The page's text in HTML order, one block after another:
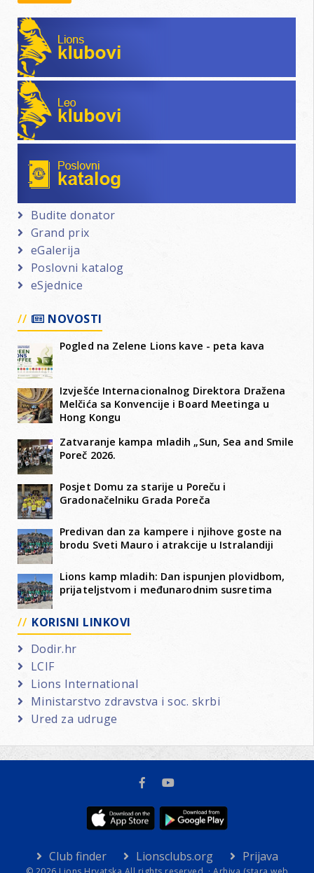
Lions klubovi
Leo klubovi
Budite donator
Grand prix
eGalerija
Poslovni katalog
eSjednice
NOVOSTI
Pogled na Zelene Lions kave - peta kava
Izvješće Internacionalnog Direktora Dražena
Melčića sa Konvencije i Board Meetinga u
Hong Kongu
Zatvaranje kampa mladih „Sun, Sea and Smile
Poreč 2026.
Posjet Domu za starije u Poreču i
Gradonačelniku Grada Poreča
Predivan dan za kampere i njihove goste na
brodu Sveti Mauro i atrakcije u Istralandiji
Lions kamp mladih: Dan ispunjen plovidbom,
prijateljstvom i međunarodnim susretima
KORISNI LINKOVI
Dodir.hr
LCIF
Lions International
Ministarstvo zdravstva i soc. skrbi
Ured za udruge
Club finder Lionsclubs.org Prijava